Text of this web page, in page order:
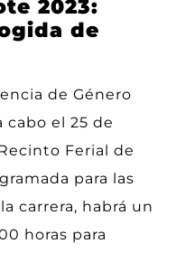
2023:
de
de Género
cabo el 25 de
Ferial de
para las
carrera, habrá un
horas para